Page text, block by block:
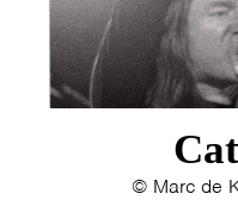
© Marc de